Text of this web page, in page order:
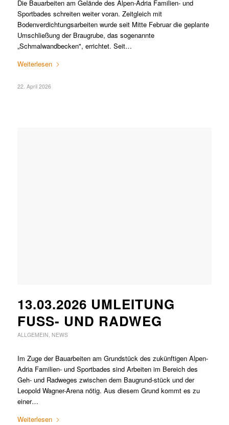
Die Bauarbeiten am Gelände des Alpen-Adria Familien- und
Sportbades schreiten weiter voran. Zeitgleich mit
Bodenverdichtungsarbeiten wurde seit Mitte Februar die geplante
Umschließung der Braugrube, das sogenannte
„Schmalwandbecken", errichtet. Seit…
Weiterlesen
22. April 2026
13.03.2026 UMLEITUNG
FUSS- UND RADWEG
ALLGEMEIN, NEWS
Im Zuge der Bauarbeiten am Grundstück des zukünftigen Alpen-
Adria Familien- und Sportbades sind Arbeiten im Bereich des
Geh- und Radweges zwischen dem Baugrund-stück und der
Leopold Wagner-Arena nötig. Aus diesem Grund kommt es zu
einer…
Weiterlesen